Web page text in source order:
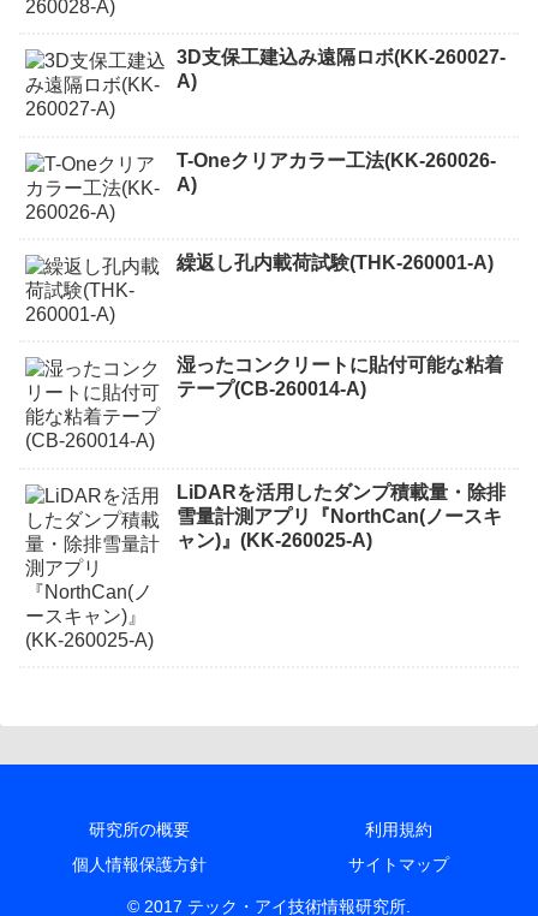
3D支保工建込み遠隔ロボ(KK-260027-
A)
T-Oneクリアカラー工法(KK-260026-
A)
繰返し孔内載荷試験(THK-260001-A)
湿ったコンクリートに貼付可能な粘着
テープ(CB-260014-A)
LiDARを活用したダンプ積載量・除排
雪量計測アプリ『NorthCan(ノースキ
ャン)』(KK-260025-A)
研究所の概要
利用規約
個人情報保護方針
サイトマップ
© 2017 テック・アイ技術情報研究所.